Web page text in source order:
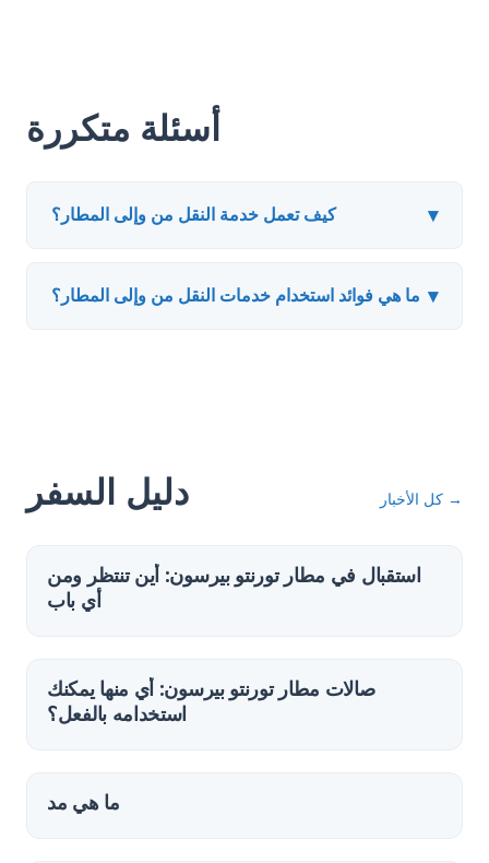
أسئلة متكررة
كيف تعمل خدمة النقل من وإلى المطار؟ ▾
ما هي فوائد استخدام خدمات النقل من وإلى المطار؟ ▾
دليل السفر كل الأخبار →
استقبال في مطار تورنتو بيرسون: أين تنتظر ومن
أي باب
صالات مطار تورنتو بيرسون: أي منها يمكنك
استخدامه بالفعل؟
ما هي مد